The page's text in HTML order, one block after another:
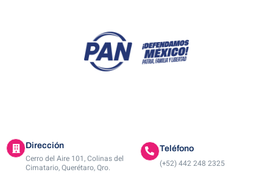
Dirección
Cerro del Aire 101, Colinas del
Cimatario, Querétaro, Qro.
Teléfono
(+52) 442 248 2325